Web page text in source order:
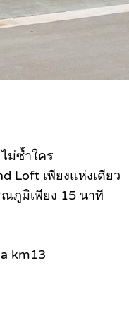
ม่ซ้ำใคร
Loft เพียงแห่งเดียว
ภูมิเพียง 15 นาที
km13